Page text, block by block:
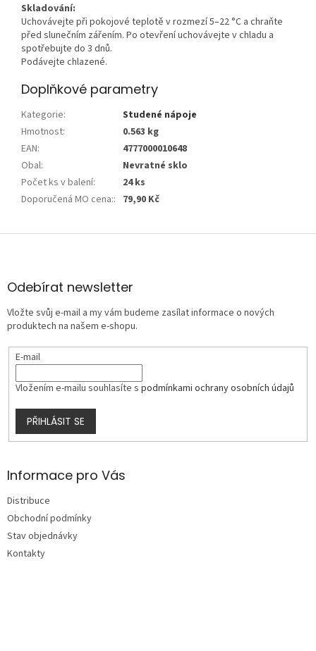
Skladování:
Uchovávejte při pokojové teplotě v rozmezí 5–22 °C a chraňte
před slunečním zářením. Po otevření uchovávejte v chladu a
spotřebujte do 3 dnů.
Podávejte chlazené.
Doplňkové parametry
Kategorie:
Studené nápoje
Hmotnost:
0.563 kg
EAN:
4777000010648
Obal:
Nevratné sklo
Počet ks v balení:
24 ks
Doporučená MO cena:: 79,90 Kč
Z
aOdebírat newsletter
Vložte svůj e-mail a my vám budeme zasílat informace o nových
produktech na našem e-shopu.
E-mail
Vložením e-mailu souhlasíte s podmínkami ochrany osobních údajů
PŘIHLÁSIT SE
Informace pro Vás
Distribuce
Obchodní podmínky
Stav objednávky
Kontakty